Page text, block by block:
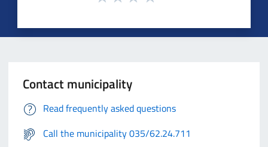
Contact municipality
Read frequently asked questions
Call the municipality 035/62.24.711